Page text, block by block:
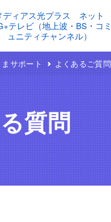
ディアス光プラス ネット
テレビ（地上波・BS・コミ
ュニティチャンネル）
サポート よくあるご質問
質問